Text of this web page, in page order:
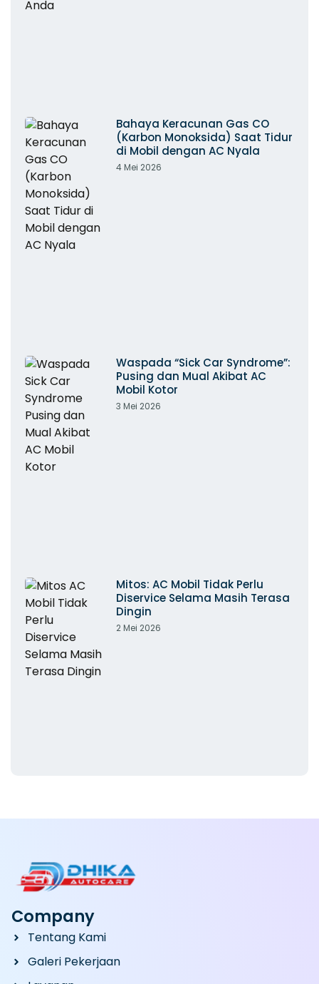
Bahaya Keracunan Gas CO
(Karbon Monoksida) Saat Tidur
di Mobil dengan AC Nyala
4 Mei 2026
Waspada “Sick Car Syndrome”:
Pusing dan Mual Akibat AC
Mobil Kotor
3 Mei 2026
Mitos: AC Mobil Tidak Perlu
Diservice Selama Masih Terasa
Dingin
2 Mei 2026
Company
Tentang Kami
Galeri Pekerjaan